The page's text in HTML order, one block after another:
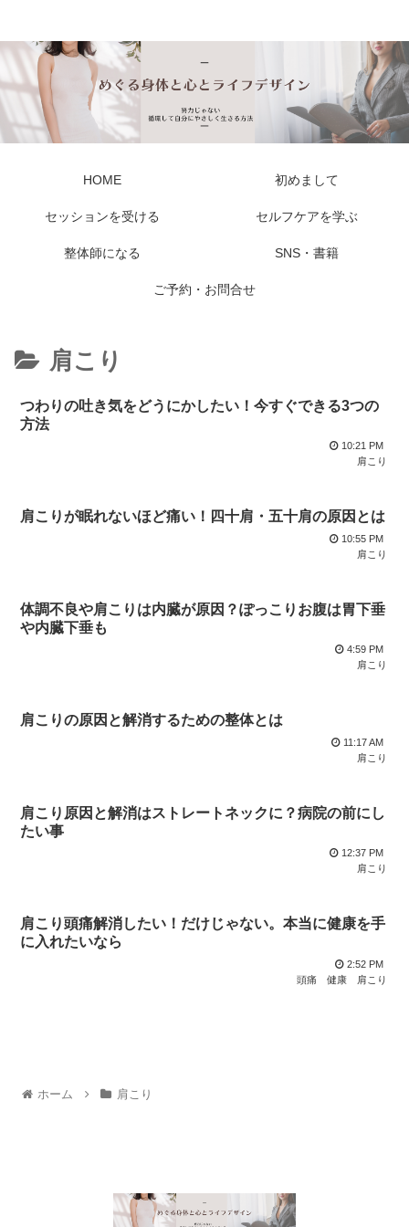
HOME 初めまして
セッションを受ける セルフケアを学ぶ
整体師になる SNS・書籍
ご予約・お問合せ
肩こり
つわりの吐き気をどうにかしたい！今すぐできる3つの
方法
10:21 PM
肩こり
肩こりが眠れないほど痛い！四十肩・五十肩の原因とは
10:55 PM
肩こり
体調不良や肩こりは内臓が原因？ぽっこりお腹は胃下垂
や内臓下垂も
4:59 PM
肩こり
肩こりの原因と解消するための整体とは
11:17 AM
肩こり
肩こり原因と解消はストレートネックに？病院の前にし
たい事
12:37 PM
肩こり
肩こり頭痛解消したい！だけじゃない。本当に健康を手
に入れたいなら
2:52 PM
頭痛
健康 肩こり
ホーム 肩こり